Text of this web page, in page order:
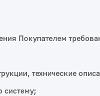
Покупателем
технические
систему;